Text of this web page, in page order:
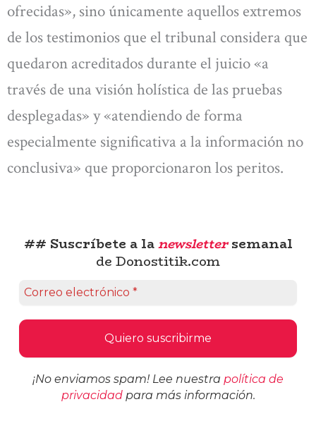
ofrecidas», sino únicamente aquellos extremos
de los testimonios que el tribunal considera que
quedaron acreditados durante el juicio «a
través de una visión holística de las pruebas
desplegadas» y «atendiendo de forma
especialmente significativa a la información no
conclusiva» que proporcionaron los peritos.
## Suscríbete a lanewslettersemanal
de Donostitik.com
¡No enviamos spam! Lee nuestra política de
privacidadpara más información.